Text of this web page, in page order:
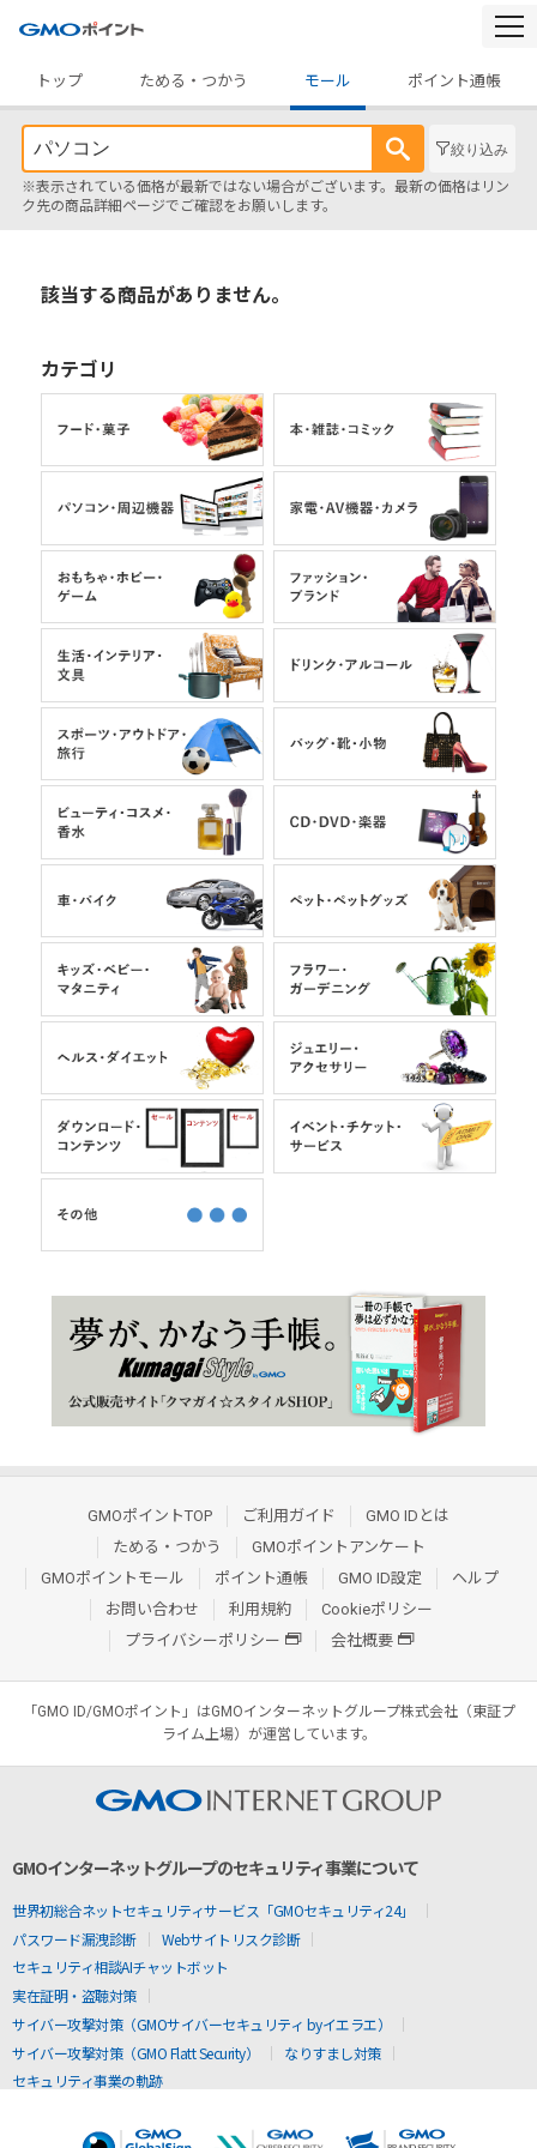
トップ
ためる・つかう モール ポイント通帳
絞り込み
※表示されている価格が最新ではない場合がございます。最新の価格はリン
ク先の商品詳細ページでご確認をお願いします。
該当する商品がありません。
カテゴリ
GMOポイントTOP ご利用ガイド
GMO IDとは
ためる・つかう
GMOポイントアンケート
GMOポイントモール
ポイント通帳 GMO ID設定
ヘルプ
お問い合わせ
利用規約
Cookieポリシー
プライバシーポリシー
会社概要
「GMO ID/GMOポイント」はGMOインターネットグループ株式会社（東証プ
ライム上場）が運営しています。
GMOインターネットグループのセキュリティ事業について
世界初総合ネットセキュリティサービス「GMOセキュリティ24」
パスワード漏洩診断
Webサイトリスク診断
セキュリティ相談AIチャットボット
実在証明・盗聴対策
サイバー攻撃対策（GMOサイバーセキュリティ byイエラエ）
サイバー攻撃対策（GMO Flatt Security）
なりすまし対策
セキュリティ事業の軌跡